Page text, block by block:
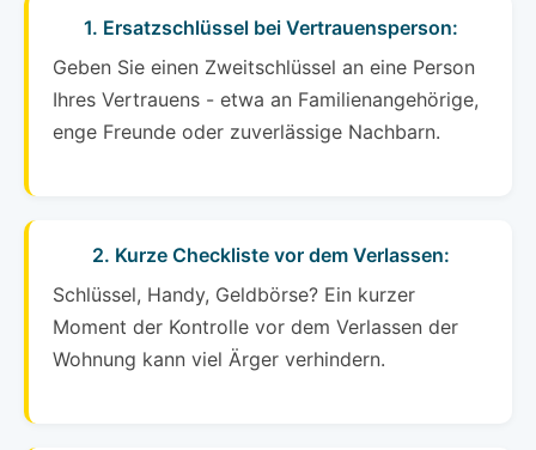
1. Ersatzschlüssel bei Vertrauensperson:
Geben Sie einen Zweitschlüssel an eine Person
Ihres Vertrauens - etwa an Familienangehörige,
enge Freunde oder zuverlässige Nachbarn.
2. Kurze Checkliste vor dem Verlassen:
Schlüssel, Handy, Geldbörse? Ein kurzer
Moment der Kontrolle vor dem Verlassen der
Wohnung kann viel Ärger verhindern.